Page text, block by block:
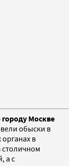
Москве
обыски в
в
столичном
а с